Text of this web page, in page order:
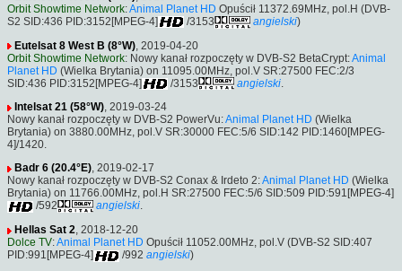
Orbit Showtime Network:Animal Planet HD Opuścił 11372.69MHz, pol.H (DVB-
S2 SID:436 PID:3152[MPEG-4]
/3153 angielski)
Eutelsat 8 West B (8°W) , 2019-04-20
Orbit Showtime Network: Nowy kanał rozpoczęty w DVB-S2 BetaCrypt:Animal
Planet HD (Wielka Brytania) on 11095.00MHz, pol.V SR:27500 FEC:2/3
SID:436 PID:3152[MPEG-4]
/3153 angielski
Intelsat 21 (58°W), 2019-03-24
Nowy kanał rozpoczęty w DVB-S2 PowerVu:Animal Planet HD (Wielka
Brytania) on 3880.00MHz, pol.V SR:30000 FEC:5/6 SID:142 PID:1460[MPEG-
4]/1420.
Badr 6 (20.4°E), 2019-02-17
Nowy kanał rozpoczęty w DVB-S2 Conax & Irdeto 2:Animal Planet HD (Wielka
Brytania) on 11766.00MHz, pol.H SR:27500 FEC:5/6 SID:509 PID:591[MPEG-4]
/592
angielski.
Hellas Sat 2, 2018-12-20
Dolce TV:Animal Planet HD Opuścił 11052.00MHz, pol.V (DVB-S2 SID:407
PID:991[MPEG-4]
/992 angielski)